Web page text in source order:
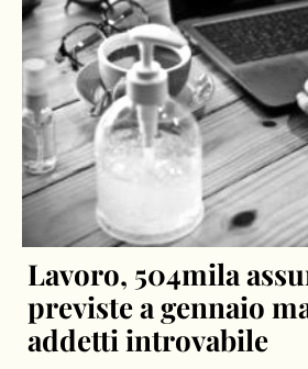
Lavoro, 504mila
previste a gennaio
addetti introvabile